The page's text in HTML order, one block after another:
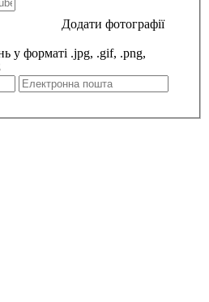
Додати фотографії
у форматі .jpg, .gif, .png,